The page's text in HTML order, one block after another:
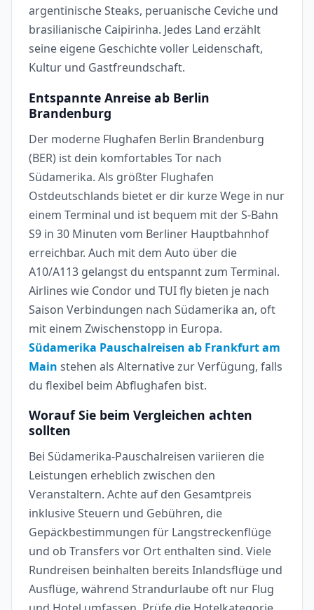
argentinische Steaks, peruanische Ceviche und
brasilianische Caipirinha. Jedes Land erzählt
seine eigene Geschichte voller Leidenschaft,
Kultur und Gastfreundschaft.
Entspannte Anreise ab Berlin
Brandenburg
Der moderne Flughafen Berlin Brandenburg
(BER) ist dein komfortables Tor nach
Südamerika. Als größter Flughafen
Ostdeutschlands bietet er dir kurze Wege in nur
einem Terminal und ist bequem mit der S-Bahn
S9 in 30 Minuten vom Berliner Hauptbahnhof
erreichbar. Auch mit dem Auto über die
A10/A113 gelangst du entspannt zum Terminal.
Airlines wie Condor und TUI fly bieten je nach
Saison Verbindungen nach Südamerika an, oft
mit einem Zwischenstopp in Europa.
Südamerika Pauschalreisen ab Frankfurt am
Main stehen als Alternative zur Verfügung, falls
du flexibel beim Abflughafen bist.
Worauf Sie beim Vergleichen achten
sollten
Bei Südamerika-Pauschalreisen variieren die
Leistungen erheblich zwischen den
Veranstaltern. Achte auf den Gesamtpreis
inklusive Steuern und Gebühren, die
Gepäckbestimmungen für Langstreckenflüge
und ob Transfers vor Ort enthalten sind. Viele
Rundreisen beinhalten bereits Inlandsflüge und
Ausflüge, während Strandurlaube oft nur Flug